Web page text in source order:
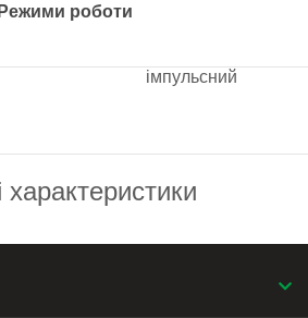
Режими роботи
імпульсний
характеристики